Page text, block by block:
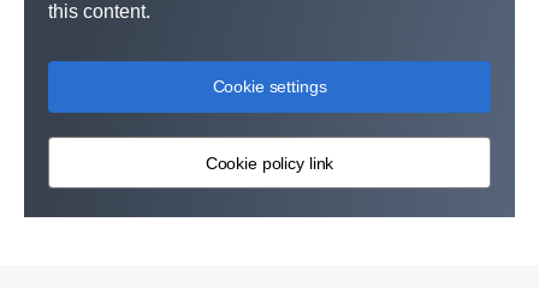
this content.
Cookie settings
Cookie policy link